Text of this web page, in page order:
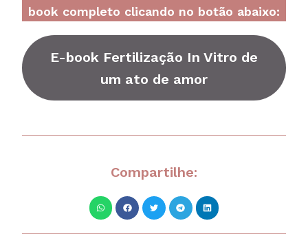
book completo clicando no botão abaixo:
E-book Fertilização In Vitro de
um ato de amor
Compartilhe: